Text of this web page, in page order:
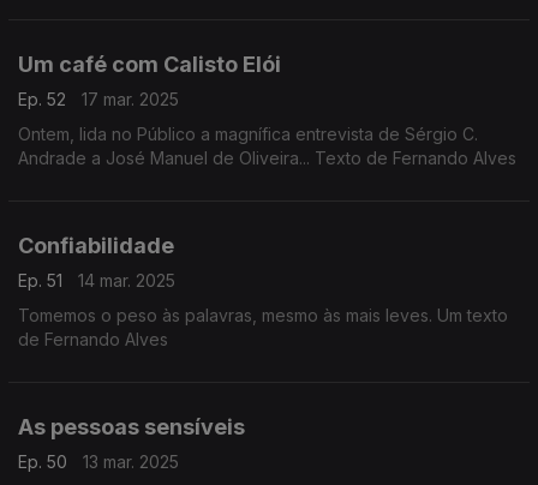
Um café com Calisto Elói
Ep. 52
17 mar. 2025
Ontem, lida no Público a magnífica entrevista de Sérgio C.
Andrade a José Manuel de Oliveira... Texto de Fernando Alves
Confiabilidade
Ep. 51
14 mar. 2025
Tomemos o peso às palavras, mesmo às mais leves. Um texto
de Fernando Alves
As pessoas sensíveis
Ep. 50
13 mar. 2025